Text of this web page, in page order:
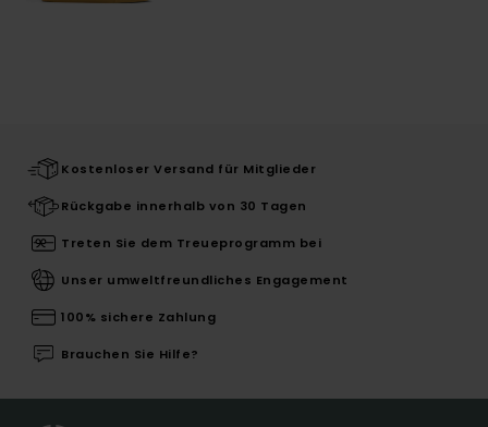
Kostenloser Versand für Mitglieder
Rückgabe innerhalb von 30 Tagen
Treten Sie dem Treueprogramm bei
Unser umweltfreundliches Engagement
100% sichere Zahlung
Brauchen Sie Hilfe?